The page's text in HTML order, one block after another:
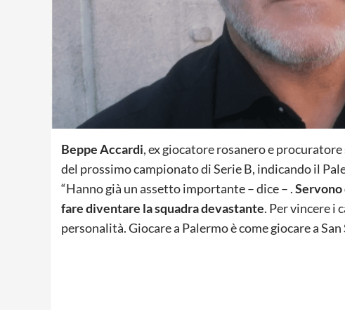
Beppe Accardi, ex giocatore rosanero e
del prossimo campionato di Serie B, indicando il
“Hanno già un assetto importante – dice – .Servono
fare diventare la squadra devastante. Per vincere i
personalità. Giocare a Palermo è come giocare a San